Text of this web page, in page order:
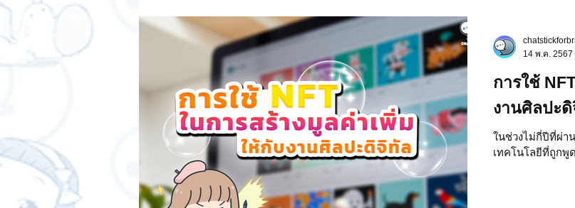
สติกเกอร์แชทสติ๊ค ChatStick Market Motion Graphic ความรู้ธุรกิจ
SME และ แฟรนไชส์ การเงินการลงทุน ภาวะผู้นำและการบริหาร LINE application
การออกแบบและดีไซน์ เทคนิคสาระ IT NFT และ Cryptocurrency รีวิวเกมส์จาก
การใช้
งานศิลปะ
ในช่วงไม่กี่ปีที่ผ่า
เทคโนโลยีที่ถูกพู
14 พ.ค. 2567